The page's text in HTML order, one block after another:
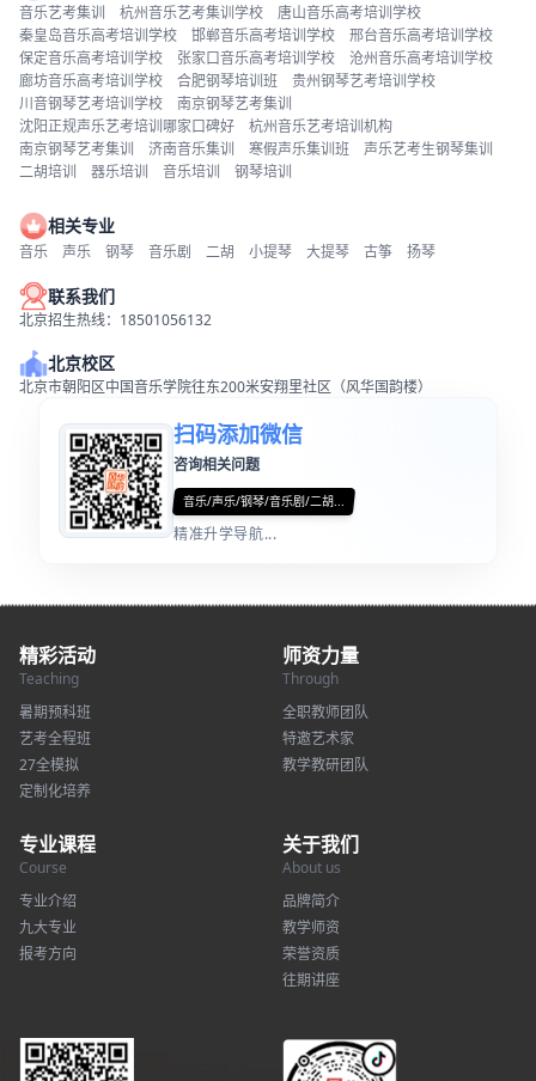
音乐艺考集训 杭州音乐艺考集训学校
唐山音乐高考培训学校
秦皇岛音乐高考培训学校
邯郸音乐高考培训学校
邢台音乐高考培训学校
保定音乐高考培训学校
张家口音乐高考培训学校
沧州音乐高考培训学校
廊坊音乐高考培训学校
合肥钢琴培训班
贵州钢琴艺考培训学校
川音钢琴艺考培训学校
南京钢琴艺考集训
沈阳正规声乐艺考培训哪家口碑好
杭州音乐艺考培训机构
南京钢琴艺考集训
济南音乐集训 寒假声乐集训班
声乐艺考生钢琴集训
二胡培训
器乐培训 音乐培训 钢琴培训
相关专业
音乐 声乐 钢琴 音乐剧 二胡 小提琴 大提琴 古筝 扬琴
联系我们
北京招生热线：18501056132
北京校区
北京市朝阳区中国音乐学院往东200米安翔里社区（风华国韵楼）
扫码添加微信
咨询相关问题
音乐/声乐/钢琴/音乐剧/二胡...
精准升学导航...
精彩活动
Teaching
暑期预科班
艺考全程班
27全模拟
定制化培养
师资力量
Through
全职教师团队
特邀艺术家
教学教研团队
专业课程
Course
专业介绍
九大专业
报考方向
关于我们
About us
品牌简介
教学师资
荣誉资质
往期讲座